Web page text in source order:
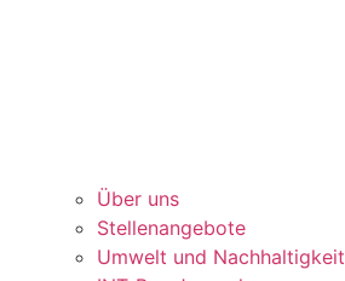
Über uns
Stellenangebote
Umwelt und Nachhaltigkeit